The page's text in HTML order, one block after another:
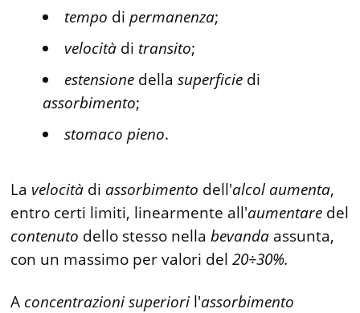
tempo dipermanenza;
velocità di transito;
estensione dellasuperficie di
assorbimento;
stomaco pieno.
La velocità di assorbimento dell'alcol aumenta,
entro certi limiti, linearmente all'aumentare del
contenuto dello stesso nellabevanda assunta,
con un massimo per valori del20÷30%.
A concentrazioni superiori l'assorbimento